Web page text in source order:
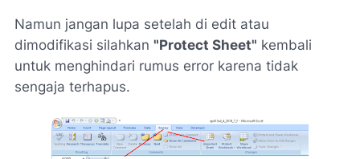
Namun jangan lupa setelah di edit atau
dimodifikasi silahkan "Protect Sheet" kembali
untuk menghindari rumus error karena tidak
sengaja terhapus.